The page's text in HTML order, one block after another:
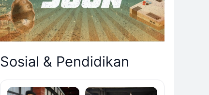
Sosial & Pendidikan